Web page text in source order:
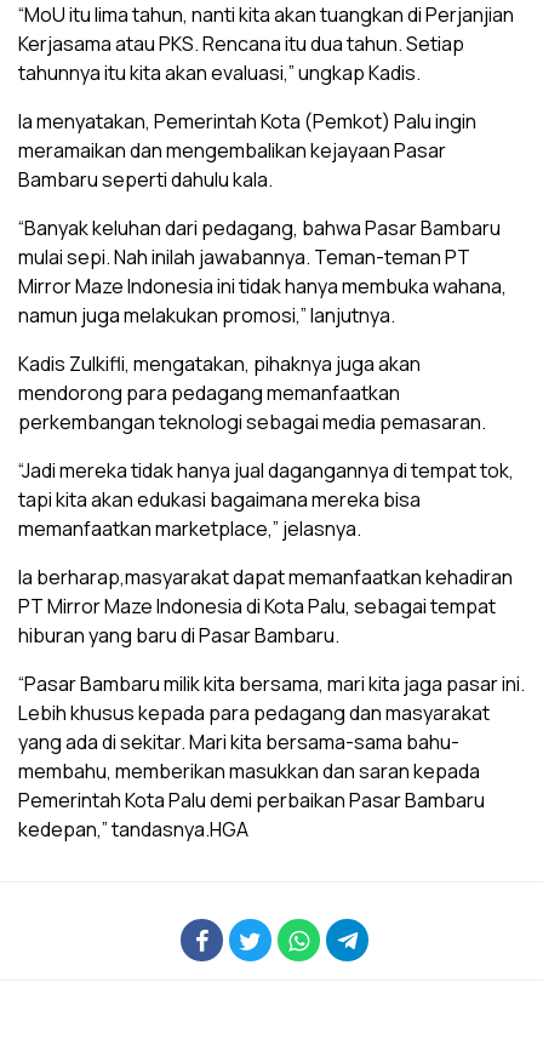
“MoU itu lima tahun, nanti kita akan tuangkan di Perjanjian
Kerjasama atau PKS. Rencana itu dua tahun. Setiap
tahunnya itu kita akan evaluasi,” ungkap Kadis.
Ia menyatakan, Pemerintah Kota (Pemkot) Palu ingin
meramaikan dan mengembalikan kejayaan Pasar
Bambaru seperti dahulu kala.
“Banyak keluhan dari pedagang, bahwa Pasar Bambaru
mulai sepi. Nah inilah jawabannya. Teman-teman PT
Mirror Maze Indonesia ini tidak hanya membuka wahana,
namun juga melakukan promosi,” lanjutnya.
Kadis Zulkifli, mengatakan, pihaknya juga akan
mendorong para pedagang memanfaatkan
perkembangan teknologi sebagai media pemasaran.
“Jadi mereka tidak hanya jual dagangannya di tempat tok,
tapi kita akan edukasi bagaimana mereka bisa
memanfaatkan marketplace,” jelasnya.
Ia berharap,masyarakat dapat memanfaatkan kehadiran
PT Mirror Maze Indonesia di Kota Palu, sebagai tempat
hiburan yang baru di Pasar Bambaru.
“Pasar Bambaru milik kita bersama, mari kita jaga pasar ini.
Lebih khusus kepada para pedagang dan masyarakat
yang ada di sekitar. Mari kita bersama-sama bahu-
membahu, memberikan masukkan dan saran kepada
Pemerintah Kota Palu demi perbaikan Pasar Bambaru
kedepan,” tandasnya.HGA